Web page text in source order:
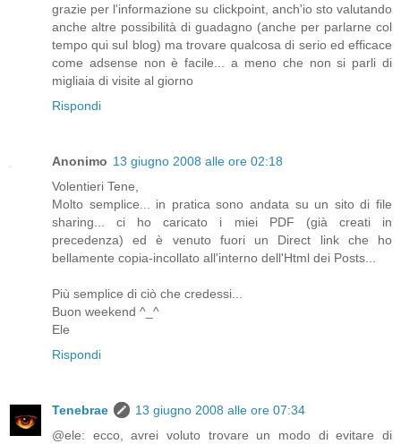
grazie per l'informazione su clickpoint, anch'io sto valutando
anche altre possibilità di guadagno (anche per parlarne col
tempo qui sul blog) ma trovare qualcosa di serio ed efficace
come adsense non è facile... a meno che non si parli di
migliaia di visite al giorno
Rispondi
Anonimo 13 giugno 2008 alle ore 02:18
Volentieri Tene,
Molto semplice... in pratica sono andata su un sito di file
sharing... ci ho caricato i miei PDF (già creati in
precedenza) ed è venuto fuori un Direct link che ho
bellamente copia-incollato all'interno dell'Html dei Posts...
Più semplice di ciò che credessi...
Buon weekend ^_^
Ele
Rispondi
Tenebrae
13 giugno 2008 alle ore 07:34
@ele: ecco, avrei voluto trovare un modo di evitare di